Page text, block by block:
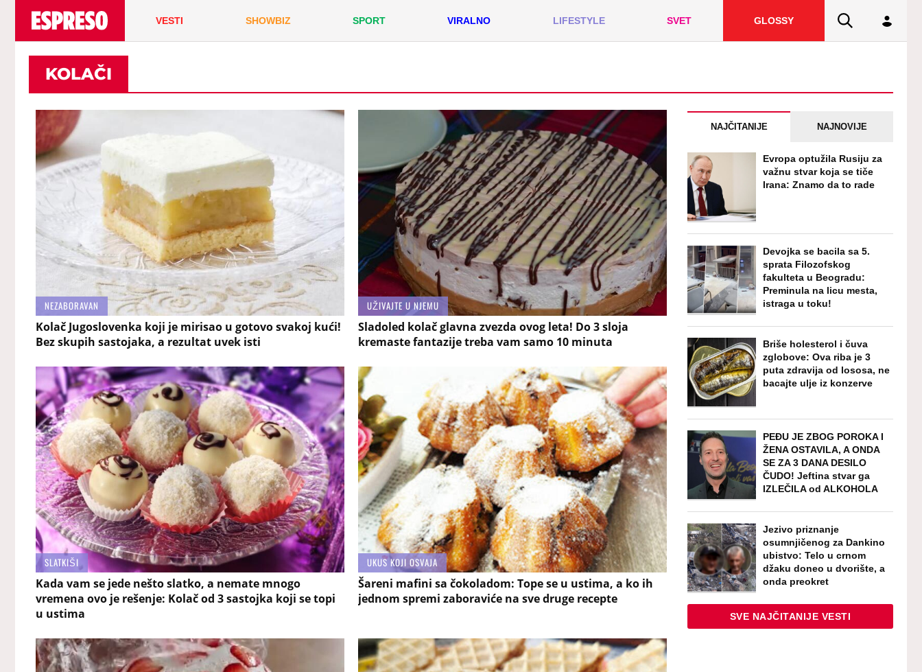
VESTI SHOWBIZ SPORT VIRALNO LIFESTYLE SVET GLOSSY
KOLAČI
NEZABORAVAN
Kolač Jugoslovenka koji je mirisao u gotovo svakoj kući!
Bez skupih sastojaka, a rezultat uvek isti
UŽIVAJTE U NJEMU
Sladoled kolač glavna zvezda ovog leta! Do 3 sloja
kremaste fantazije treba vam samo 10 minuta
SLATKIŠI
Kada vam se jede nešto slatko, a nemate mnogo
vremena ovo je rešenje: Kolač od 3 sastojka koji se topi
u ustima
UKUS KOJI OSVAJA
Šareni mafini sa čokoladom: Tope se u ustima, a ko ih
jednom spremi zaboraviće na sve druge recepte
NAJČITANIJE NAJNOVIJE
Evropa optužila Rusiju za
važnu stvar koja se tiče
Irana: Znamo da to rade
Devojka se bacila sa 5.
sprata Filozofskog
fakulteta u Beogradu:
Preminula na licu mesta,
istraga u toku!
Briše holesterol i čuva
zglobove: Ova riba je 3
puta zdravija od lososa, ne
bacajte ulje iz konzerve
PEĐU JE ZBOG POROKA I
ŽENA OSTAVILA, A ONDA
SE ZA 3 DANA DESILO
ČUDO! Jeftina stvar ga
IZLEČILA od ALKOHOLA
Jezivo priznanje
osumnjičenog za Dankino
ubistvo: Telo u crnom
džaku doneo u dvorište, a
onda preokret
SVE NAJČITANIJE VESTI